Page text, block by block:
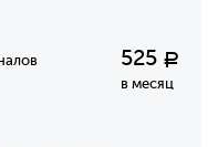
525 Р
в месяц